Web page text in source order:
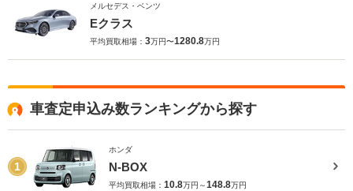
メルセデス・ベンツ
Eクラス
平均買取相場： 3万円〜1280.8万円
車査定申込み数ランキングから探す
1
ホンダ
N-BOX
平均買取相場： 10.8万円～148.8万円